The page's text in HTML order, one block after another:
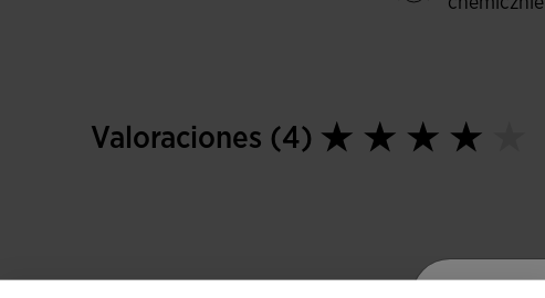
Valoraciones (4)